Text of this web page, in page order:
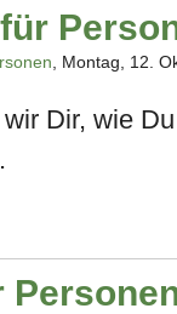
, Montag, 12.
Dir, wie